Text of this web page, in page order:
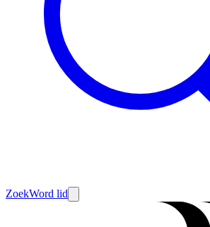
ZoekWord lid